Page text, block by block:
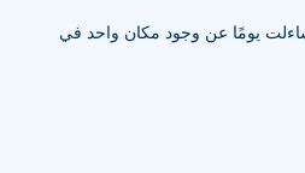
يومًا عن وجود مكان واحد في